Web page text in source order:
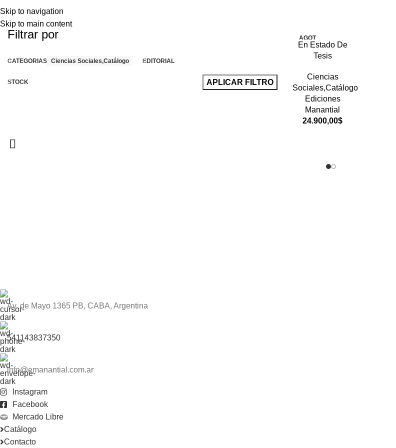
Skip to navigation
Skip to main content
Filtrar por
CATEGORIAS Ciencias Sociales,Catálogo EDITORIAL
STOCK APLICAR FILTRO
AGOT
ADO
En Estado De
Tesis
Ciencias
Sociales,Catálogo
Ediciones
Manantial
24.900,00$
Av. de Mayo 1365 PB, CABA, Argentina
541143837350
info@emanantial.com.ar
Instagram
Facebook
Mercado Libre
Catálogo
Contacto